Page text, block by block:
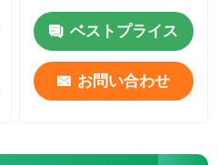
ベストプライス
お問い合わせ